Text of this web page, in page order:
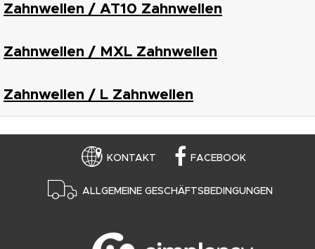
Zahnwellen / AT10 Zahnwellen
Zahnwellen / MXL Zahnwellen
Zahnwellen / L Zahnwellen
KONTAKT FACEBOOK
ALLGEMEINE GESCHÄFTSBEDINGUNGEN